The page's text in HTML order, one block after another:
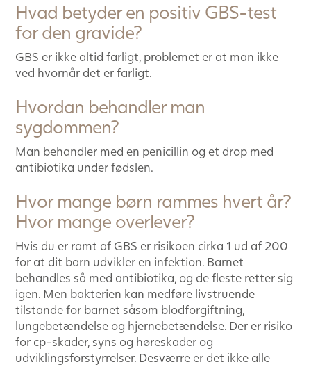
Hvad betyder en positiv GBS-test
for den gravide?
GBS er ikke altid farligt, problemet er at man ikke
ved hvornår det er farligt.
Hvordan behandler man
sygdommen?
Man behandler med en penicillin og et drop med
antibiotika under fødslen.
Hvor mange børn rammes hvert år?
Hvor mange overlever?
Hvis du er ramt af GBS er risikoen cirka 1 ud af 200
for at dit barn udvikler en infektion. Barnet
behandles så med antibiotika, og de fleste retter sig
igen. Men bakterien kan medføre livstruende
tilstande for barnet såsom blodforgiftning,
lungebetændelse og hjernebetændelse. Der er risiko
for cp-skader, syns og høreskader og
udviklingsforstyrrelser. Desværre er det ikke alle